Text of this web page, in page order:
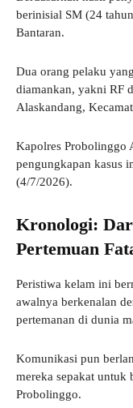
berinisial SM (24
Bantaran.
Dua orang pelaku
diamankan, yakni RF
Alaskandang,
Kapolres Probolinggo
pengungkapan kasus
(4/7/2026).
Kronologi:
Pertemuan
Peristiwa kelam ini
awalnya berkenalan
pertemanan di dunia
Komunikasi pun
mereka sepakat untuk
Probolinggo.